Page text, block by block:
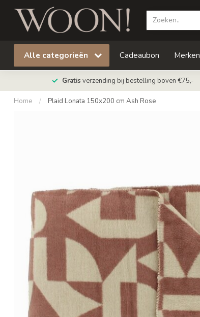
Alle categorieën Cadeaubon Merken
Gratis verzending bij bestelling boven €75,-
Home / Plaid Lonata 150x200 cm Ash Rose